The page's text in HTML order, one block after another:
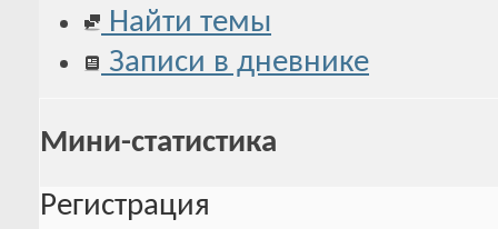
Найти темы
Записи в дневнике
Мини-статистика
Регистрация